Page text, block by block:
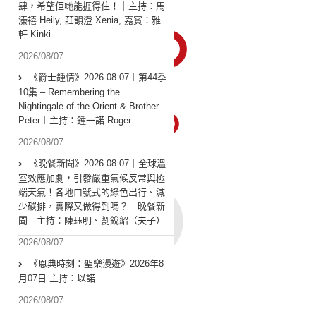
肆，希望佢哋能捱得住！｜主持：馬
溱禧 Heily, 莊韻澄 Xenia, 嘉賓：雅
軒 Kinki
2026/08/07
《爵士鍾情》2026-08-07︱第44季
10集 – Remembering the
Nightingale of the Orient & Brother
Peter︱主持：鍾一諾 Roger
2026/08/07
《晚餐新聞》2026-08-07｜全球溫
室效應加劇，引發嚴重氣候反常與極
端天氣！各地口號式的綠色出行、減
少碳排，實際又做得到嗎？｜晚餐新
聞｜主持：陳珏明、劉銳紹（夫子）
2026/08/07
《恩典時刻：聖樂漫遊》2026年8
月07日 主持：以諾
2026/08/07